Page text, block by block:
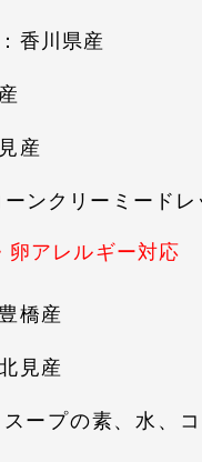
香川県産
産
ンクリーミードレ
卵アレルギー対応
橋産
見産
プの素、水、コ